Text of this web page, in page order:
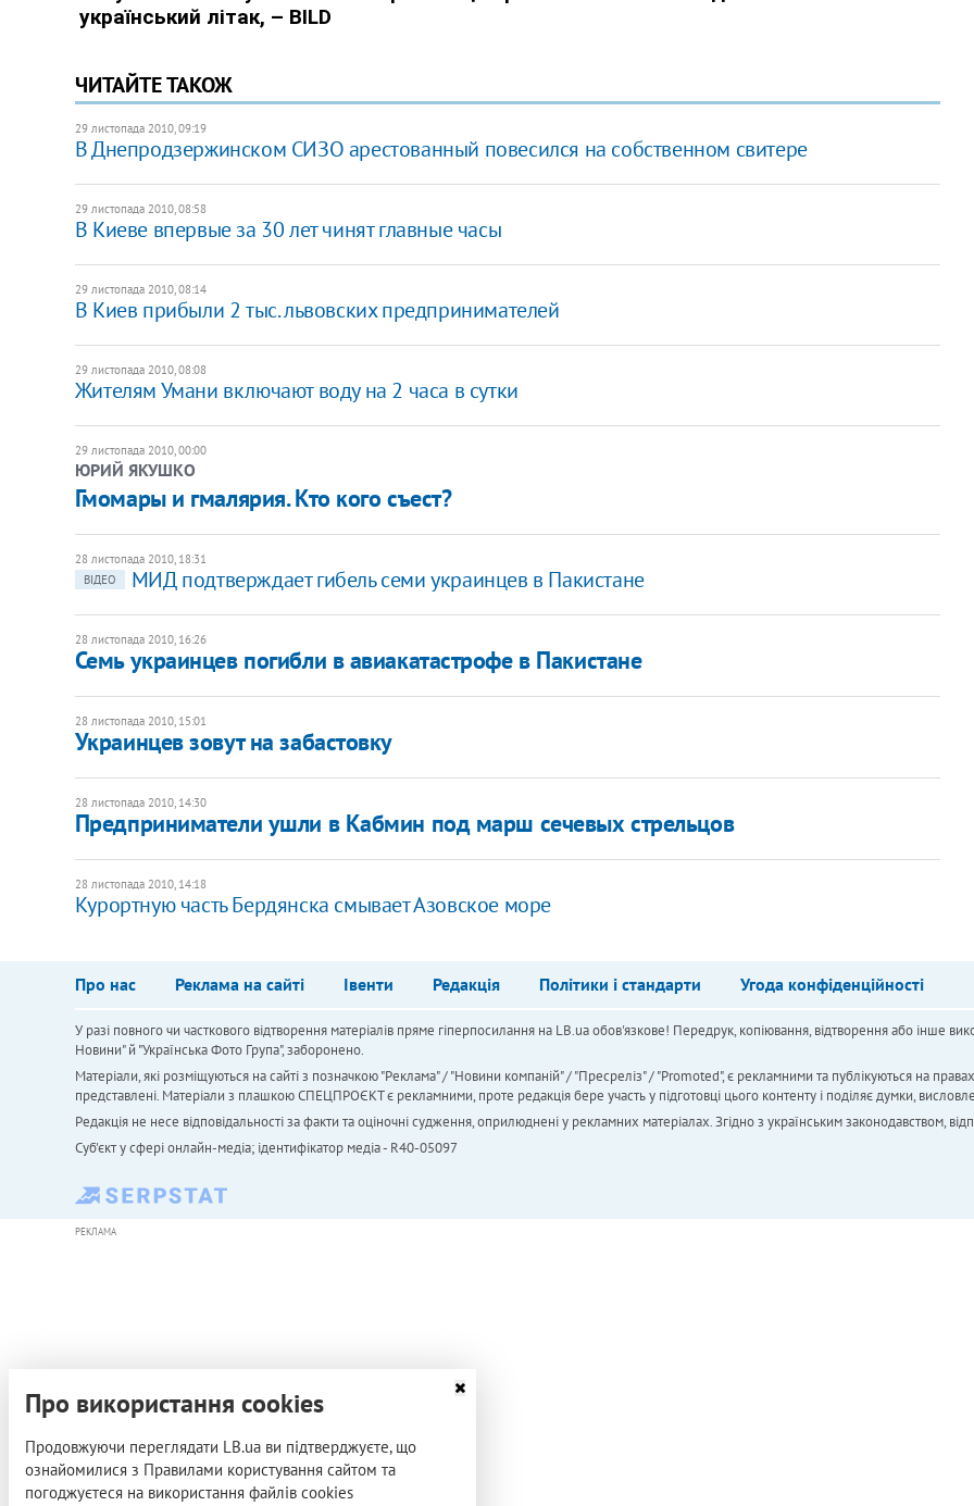
ЧИТАЙТЕ ТАКОЖ
29 листопада 2010, 09:19
В Днепродзержинском СИЗО арестованный повесился на собственном свитере
29 листопада 2010, 08:58
В Киеве впервые за 30 лет чинят главные часы
29 листопада 2010, 08:14
В Киев прибыли 2 тыс. львовских предпринимателей
29 листопада 2010, 08:08
Жителям Умани включают воду на 2 часа в сутки
29 листопада 2010, 00:00
ЮРИЙ ЯКУШКО
Гмомары и гмалярия. Кто кого съест?
28 листопада 2010, 18:31
ВІДЕО
МИД подтверждает гибель семи украинцев в Пакистане
28 листопада 2010, 16:26
Семь украинцев погибли в авиакатастрофе в Пакистане
28 листопада 2010, 15:01
Украинцев зовут на забастовку
28 листопада 2010, 14:30
Предприниматели ушли в Кабмин под марш сечевых стрельцов
28 листопада 2010, 14:18
Курортную часть Бердянска смывает Азовское море
Про нас Реклама на сайті Івенти Редакція Політики і стандарти Угода конфіденційності
У разі повного чи часткового відтворення матеріалів пряме гіперпосилання на LB.ua обов'язкове! Передрук, копіювання, відтворення або інше
Новини" й "Українська Фото Група", заборонено.
Матеріали, які розміщуються на сайті з позначкою "Реклама" / "Новини компаній" / "Пресреліз" / "Promoted", є рекламними та публікуються на
представлені. Матеріали з плашкою СПЕЦПРОЄКТ є рекламними, проте редакція бере участь у підготовці цього контенту і поділяє думки,
Редакція не несе відповідальності за факти та оціночні судження, оприлюднені у рекламних матеріалах. Згідно з українським законодавством,
Cуб'єкт у сфері онлайн-медіа; ідентифікатор медіа - R40-05097
РЕКЛАМА
Про використання cookies
Продовжуючи переглядати LB.ua ви підтверджуєте, що
ознайомилися з Правилами користування сайтом та
погоджуєтеся на використання файлів cookies